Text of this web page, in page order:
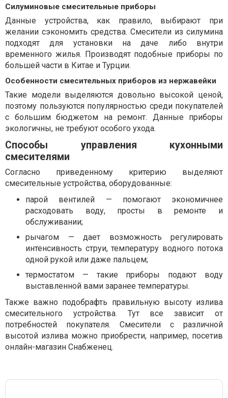
Силуминовые смесительные приборы
Данные устройства, как правило, выбирают при
желании сэкономить средства. Смесители из силумина
подходят для установки на даче либо внутри
временного жилья. Производят подобные приборы по
большей части в Китае и Турции.
Особенности смесительных приборов из нержавейки
Такие модели выделяются довольно высокой ценой,
поэтому пользуются популярностью среди покупателей
с большим бюджетом на ремонт. Данные приборы
экологичны, не требуют особого ухода.
Способы управления кухонными
смесителями
Согласно приведенному критерию выделяют
смесительные устройства, оборудованные:
парой вентилей — помогают экономичнее
расходовать воду, просты в ремонте и
обслуживании;
рычагом — дает возможность регулировать
интенсивность струи, температуру водного потока
одной рукой или даже пальцем;
термостатом — такие приборы подают воду
выставленной вами заранее температуры.
Также важно подобрафть правильную высоту излива
смесительного устройства. Тут все зависит от
потребностей покупателя. Смесители с различной
высотой излива можно приобрести, например, посетив
онлайн-магазин Снабженец.